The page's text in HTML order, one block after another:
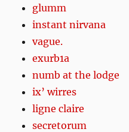
glumm
instant nirvana
vague.
exurb1a
numb at the lodge
ix’ wirres
ligne claire
secretorum